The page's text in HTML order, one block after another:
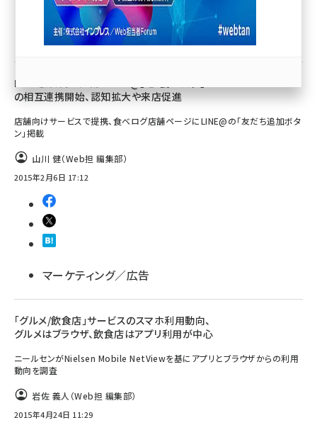
llmo (1167)
マーケティング／広告
LINEとカカクコムが「LINE@」と「食べログ」
の相互連携開始、認知拡大や来店促進
店舗向けサービスで提携、食べログ店舗ページにLINE@の「友だち追加ボタ
ン」掲載
山川 健（Web担 編集部）
2015年2月6日 17:12
マーケティング／広告
「グルメ/飲食店」サービスのスマホ利用動向、
グルメはブラウザ、飲食店はアプリ利用が中心
ニールセンがNielsen Mobile NetViewを基にアプリとブラウザからの利用
動向を調査
岩佐 義人（Web担 編集部）
2015年4月24日 11:29